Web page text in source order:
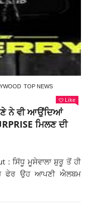
TOP NEWS
Like
ਨੇ ਵੀ ਆਉਂਦਿਆਂ
ਮਿਲਣ ਦੀ
: ਸਿੱਧੂ ਮੂਸੇਵਾਲਾ ਸ਼ੁਰੂ ਤੋਂ ਹੀ
ਫੇਰ ਉਹ ਆਪਣੀ ਐਲਬਮ